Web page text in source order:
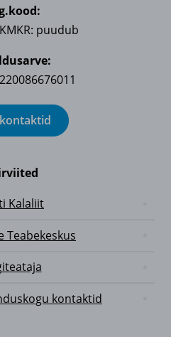
puudub
Kalaliit
Teabekeskus
kontaktid